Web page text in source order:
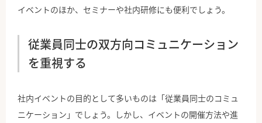
イベントのほか、セミナーや社内研修にも便利でしょう。
従業員同士の双方向コミュニケーション
を重視する
社内イベントの目的として多いものは「従業員同士のコミュ
ニケーション」でしょう。しかし、イベントの開催方法や進